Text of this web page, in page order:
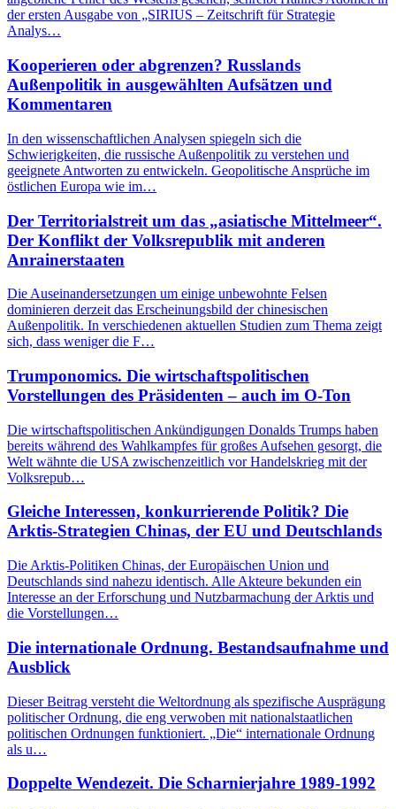
der ersten Ausgabe von „SIRIUS – Zeitschrift für Strategie
Analys…
Kooperieren oder abgrenzen? Russlands
Außenpolitik in ausgewählten Aufsätzen und
Kommentaren
In den wissenschaftlichen Analysen spiegeln sich die
Schwierigkeiten, die russische Außenpolitik zu verstehen und
geeignete Antworten zu entwickeln. Geopolitische Ansprüche im
östlichen Europa wie im…
Der Territorialstreit um das „asiatische Mittelmeer“.
Der Konflikt der Volksrepublik mit anderen
Anrainerstaaten
Die Auseinandersetzungen um einige unbewohnte Felsen
dominieren derzeit das Erscheinungsbild der chinesischen
Außenpolitik. In verschiedenen aktuellen Studien zum Thema zeigt
sich, dass weniger die F…
Trumponomics. Die wirtschaftspolitischen
Vorstellungen des Präsidenten – auch im O-Ton
Die wirtschaftspolitischen Ankündigungen Donalds Trumps haben
bereits während des Wahlkampfes für großes Aufsehen gesorgt, die
Welt wähnte die USA zwischenzeitlich vor Handelskrieg mit der
Volksrepub…
Gleiche Interessen, konkurrierende Politik? Die
Arktis-Strategien Chinas, der EU und Deutschlands
Die Arktis-Politiken Chinas, der Europäischen Union und
Deutschlands sind nahezu identisch. Alle Akteure bekunden ein
Interesse an der Erforschung und Nutzbarmachung der Arktis und
die Vorstellungen…
Die internationale Ordnung. Bestandsaufnahme und
Ausblick
Dieser Beitrag versteht die Weltordnung als spezifische Ausprägung
politischer Ordnung, die eng verwoben mit nationalstaatlichen
politischen Ordnungen funktioniert. „Die“ internationale Ordnung
als u…
Doppelte Wendezeit. Die Scharnierjahre 1989-1992